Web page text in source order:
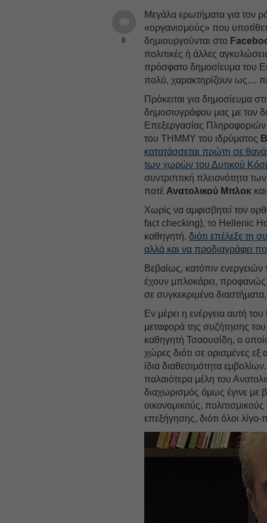
0
Μεγάλα ερωτήματα για τον
«οργανισμούς» που
δημιουργούνται στο
πολιτικές ή άλλες
πρόσφατο δημοσίευμα του
πολύ, χαρακτηρίζουν ως…
Πρόκειται για δημοσίευμα
δημοσιογράφου μας με τον
Επεξεργασίας Πληροφοριών
του ΤΗΜΜΥ του ιδρύματος
κατατάσσεται πρώτη σε
των χωρών του Δυτικού
συντριπτική πλειονότητα
ποτέ Ανατολικού Μπλοκ
Χωρίς να αμφισβητεί τον
fact checking), το Hellenic
καθηγητή,διότι επέλεξε τη
αλλά και να προδιαγράφει
Βεβαίως, κατόπιν
έχουν μπλοκάρει, προφανώς
σε συγκεκριμένα
Εν μέρει η ενέργεια αυτή
μεταφορά της συζήτησης
καθηγητή Τσαουσίδη, ο
χώρες διότι σε ορισμένες
ίδια διαθεσιμότητα
παλαιότερα μέλη του
διαχωρισμός όμως έγινε με
οικονομικούς,
επεξήγησης, διότι όλοι